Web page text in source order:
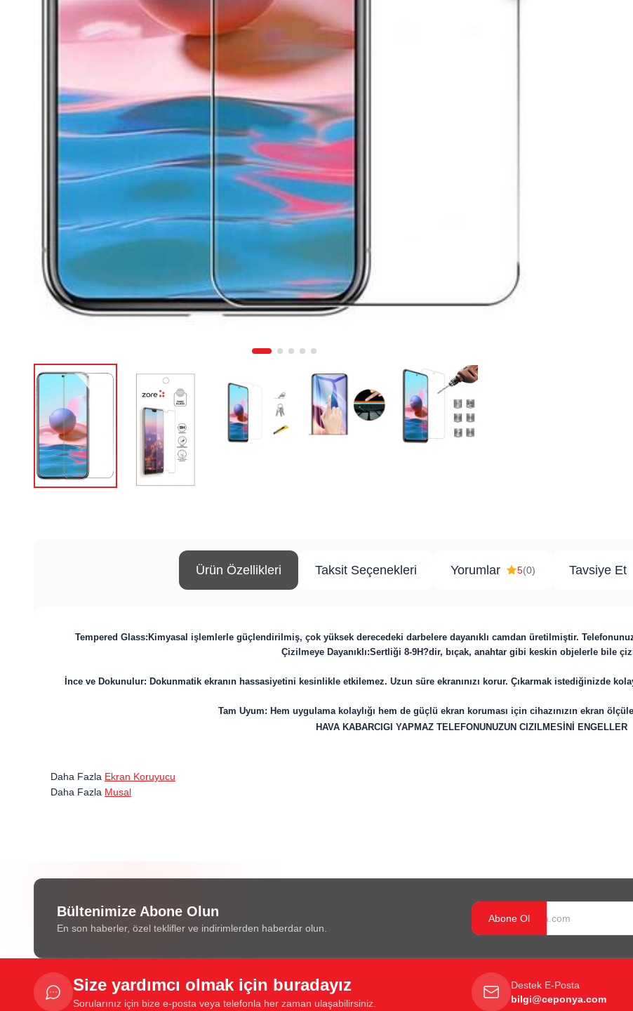
Ürün Özellikleri Taksit Seçenekleri Yorumlar 5(0) Tavsiye Et
Tempered Glass:Kimyasal işlemlerle güçlendirilmiş, çok yüksek derecedeki darbelere dayanıklı camdan üretilmiştir.
Çizilmeye Dayanıklı:Sertliği 8-9H?dir, bıçak, anahtar gibi keskin objelerle bile
İnce ve Dokunulur: Dokunmatik ekranın hassasiyetini kesinlikle etkilemez. Uzun süre ekranınızı korur. Çıkarmak istediğinizde
Tam Uyum: Hem uygulama kolaylığı hem de güçlü ekran koruması için cihazınızın ekran
HAVA KABARCIGI YAPMAZ TELEFONUNUZUN CIZILMESİNİ ENGELLER
Daha Fazla Ekran Koruyucu
Daha Fazla Musal
Bültenimize Abone Olun
En son haberler, özel teklifler ve indirimlerden haberdar olun.
Abone Ol
Size yardımcı olmak için buradayız
Sorularınız için bize e-posta veya telefonla her zaman ulaşabilirsiniz.
Destek E-Posta
bilgi@ceponya.com